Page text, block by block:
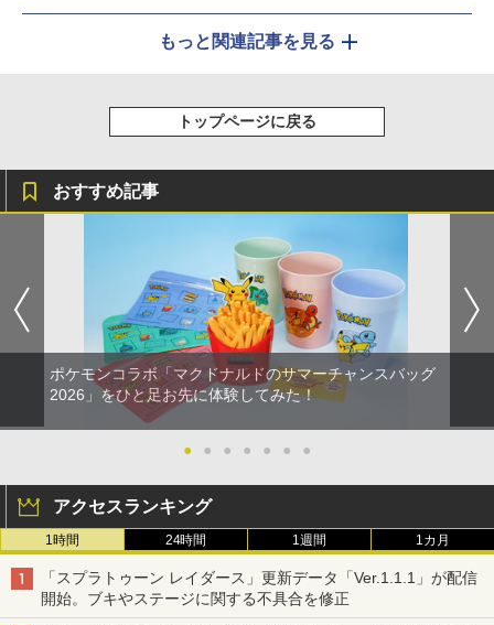
もっと関連記事を見る
トップページに戻る
おすすめ記事
ポケモンコラボ「マクドナルドのサマーチャンスバッグ
2026」をひと足お先に体験してみた！
● ● ● ● ● ● ●
アクセスランキング
1時間 24時間 1週間 1カ月
「スプラトゥーン レイダース」更新データ「Ver.1.1.1」が配信
開始。ブキやステージに関する不具合を修正